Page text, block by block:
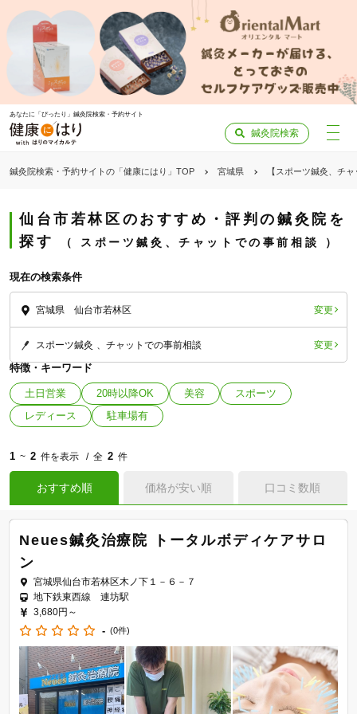
あなたに「ぴったり」鍼灸院検索・予約サイト
鍼灸院検索
鍼灸院検索・予約サイトの「健康にはり」TOP 宮城県 【スポーツ鍼灸、チ
仙台市若林区のおすすめ・評判の鍼灸院を
探す
スポーツ鍼灸、チャットでの事前相談
現在の検索条件
宮城県 仙台市若林区 変更
スポーツ鍼灸 チャットでの事前相談 変更
特徴・キーワード
土日営業 20時以降OK 美容
スポーツ
レディース
駐車場有
1 ~ 2 件を表示 全 2 件
おすすめ順 価格が安い順 口コミ数順
Neues鍼灸治療院 トータルボディケアサロ
ン
宮城県仙台市若林区木ノ下１－６－７
地下鉄東西線 連坊駅
3,680円～
- (0件)
「健康にはりを見た」